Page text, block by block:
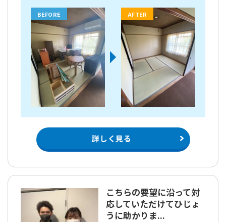
BEFORE AFTER
詳しく見る
こちらの要望に沿って対
応していただけてひじょ
うに助かりま...